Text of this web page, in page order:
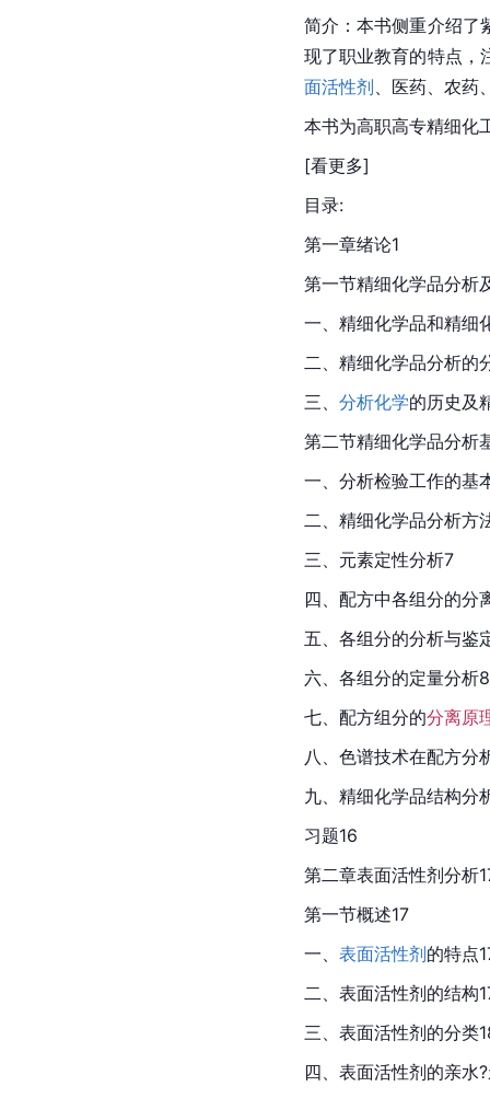
简介：本书侧重介绍了
现了职业教育的特点，
面活性剂 、医药、农
本书为高职高专精细化
[看更多]
目录:
第一章绪论1
第一节精细化学品分析
一、精细化学品和精细
二、精细化学品分析的
三、 分析化学的历史及
第二节精细化学品分析
一、分析检验工作的基
二、精细化学品分析方
三、元素定性分析7
四、配方中各组分的分
五、各组分的分析与鉴
六、各组分的定量分析8
七、配方组分的分离原
八、色谱技术在配方分
九、精细化学品结构分
习题16
第二章表面活性剂分析
第一节概述17
一、 表面活性剂的特点
二、表面活性剂的结构
三、表面活性剂的分类
四、表面活性剂的亲水